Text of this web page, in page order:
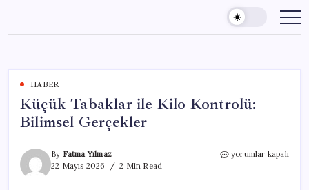
content
HABER
Küçük Tabaklar ile Kilo Kontrolü:
Bilimsel Gerçekler
By Fatma Yılmaz
22 Mayıs 2026
2 Min Read
Küçük
yorumlar kapalı